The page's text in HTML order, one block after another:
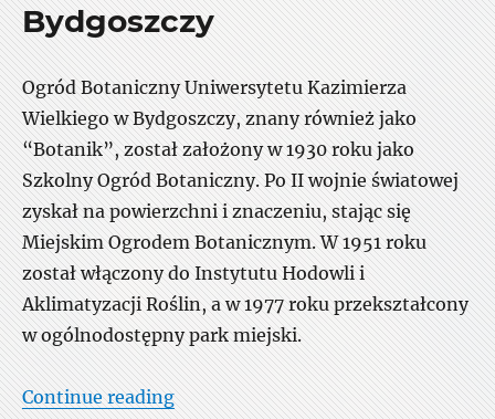
Bydgoszczy
Ogród Botaniczny Uniwersytetu Kazimierza
Wielkiego w Bydgoszczy, znany również jako
“Botanik”, został założony w 1930 roku jako
Szkolny Ogród Botaniczny. Po II wojnie światowej
zyskał na powierzchni i znaczeniu, stając się
Miejskim Ogrodem Botanicznym. W 1951 roku
został włączony do Instytutu Hodowli i
Aklimatyzacji Roślin, a w 1977 roku przekształcony
w ogólnodostępny park miejski.
Continue reading“Ogród botaniczny w Bydgoszczy”